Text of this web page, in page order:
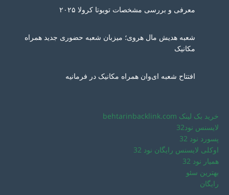
معرفی و بررسی مشخصات تویوتا کرولا ۲۰۲۵
شعبه هدیش مال هروی؛ میزبان شعبه حضوری جدید همراه
مکانیک
افتتاح شعبه ای‌وان همراه مکانیک در فرمانیه
خرید بک لینک behtarinbacklink.com
لایسنس نود32
پسورد نود 32
اوکلی لایسنس رایگان نود 32
همیار نود 32
بهترین سئو
رایگان